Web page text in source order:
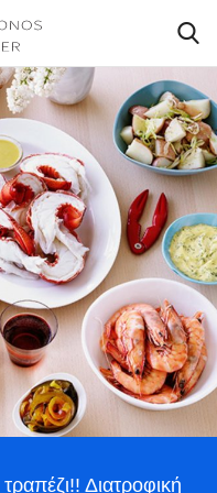
Διατροφική